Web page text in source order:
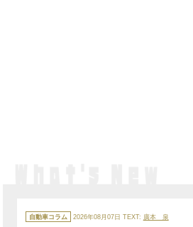
テ
ゴ
自動車コラム 2026年08月07日 TEXT: 廣本 泉